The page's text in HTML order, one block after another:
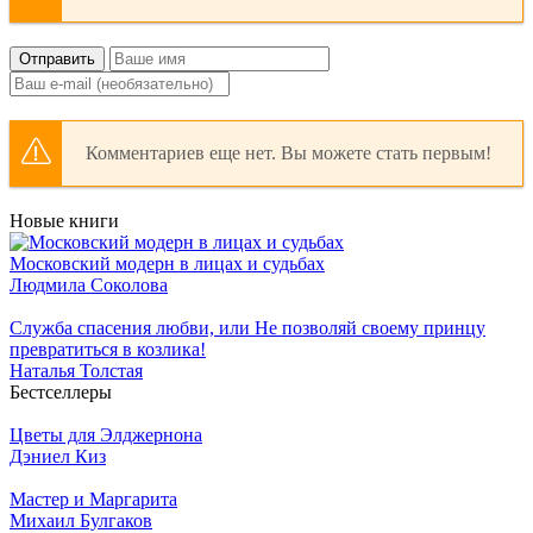
Отправить
Комментариев еще нет. Вы можете стать первым!
Новые книги
Московский модерн в лицах и судьбах
Людмила Соколова
Служба спасения любви, или Не позволяй своему принцу
превратиться в козлика!
Наталья Толстая
Бестселлеры
Цветы для Элджернона
Дэниел Киз
Мастер и Маргарита
Михаил Булгаков